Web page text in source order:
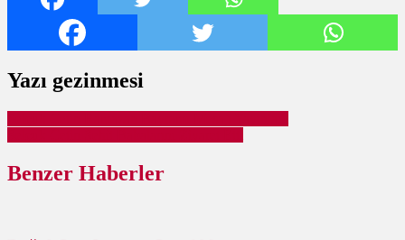
Yazı gezinmesi
Benzer Haberler